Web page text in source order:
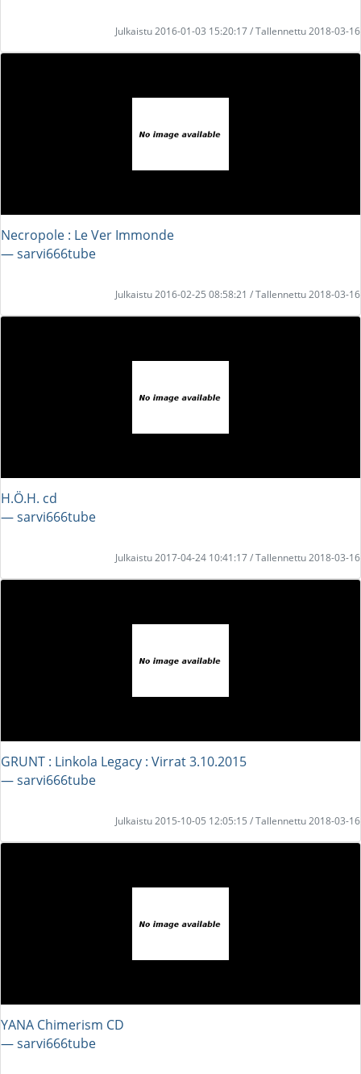
Julkaistu 2016-01-03 15:20:17 / Tallennettu 2018-03-16
Necropole : Le Ver Immonde
― sarvi666tube
Julkaistu 2016-02-25 08:58:21 / Tallennettu 2018-03-16
H.Ö.H. cd
― sarvi666tube
Julkaistu 2017-04-24 10:41:17 / Tallennettu 2018-03-16
GRUNT : Linkola Legacy : Virrat 3.10.2015
― sarvi666tube
Julkaistu 2015-10-05 12:05:15 / Tallennettu 2018-03-16
YANA Chimerism CD
― sarvi666tube